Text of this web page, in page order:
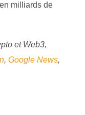
milliards de
et Web3,
, Google News,